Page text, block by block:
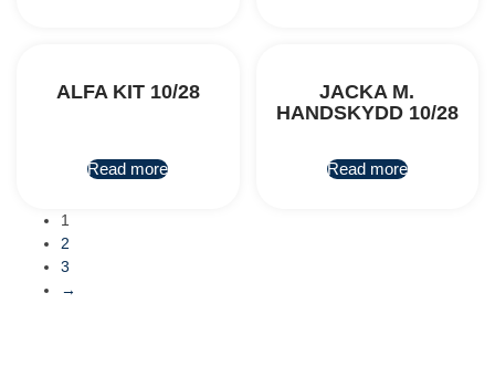
ALFA KIT 10/28
Read more
JACKA M.
HANDSKYDD 10/28
Read more
1
2
3
→